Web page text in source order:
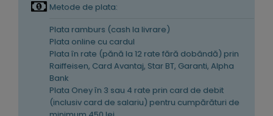
Metode de plata:
Plata ramburs (cash la livrare)
Plata online cu cardul
Plata în rate (pănă la 12 rate fără dobândă) prin
Raiffeisen, Card Avantaj, Star BT, Garanti, Alpha
Bank
Plata Oney în 3 sau 4 rate prin card de debit
(inclusiv card de salariu) pentru cumpărături de